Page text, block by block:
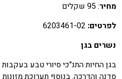
: 95 שקלים
:
6203461-02
בגן
החיות התנ"כי סיורי טבע בעקבות
והדרכה. בנוסף תערוכת מזונות